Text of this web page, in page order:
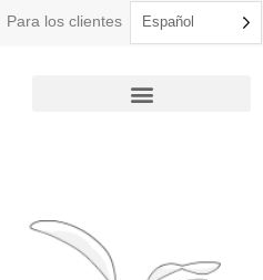
Para los clientes Español